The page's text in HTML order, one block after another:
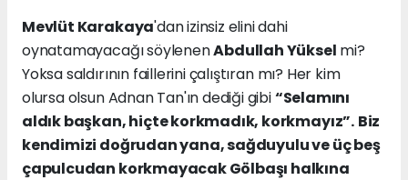
Mevlüt Karakaya'dan izinsiz elini dahi
oynatamayacağı söylenenAbdullah Yüksel mi?
Yoksa saldırının faillerini çalıştıran mı? Her kim
olursa olsun Adnan Tan'ın dediği gibi“Selamını
aldık başkan, hiçte korkmadık, korkmayız”. Biz
kendimizi doğrudan yana, sağduyulu ve üç beş
çapulcudan korkmayacak Gölbaşı halkına